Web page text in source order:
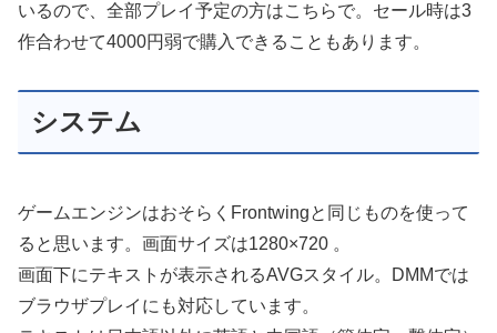
いるので、全部プレイ予定の方はこちらで。セール時は3
作合わせて4000円弱で購入できることもあります。
システム
ゲームエンジンはおそらくFrontwingと同じものを使って
ると思います。画面サイズは1280×720 。
画面下にテキストが表示されるAVGスタイル。DMMでは
ブラウザプレイにも対応しています。